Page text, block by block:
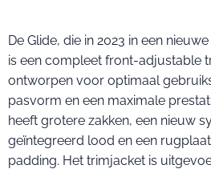
De Glide, die in 2023 in een
is een compleet front-adjustable
ontworpen voor optimaal
pasvorm en een maximale
heeft grotere zakken, een nieuw
geïntegreerd lood en een
padding. Het trimjacket is